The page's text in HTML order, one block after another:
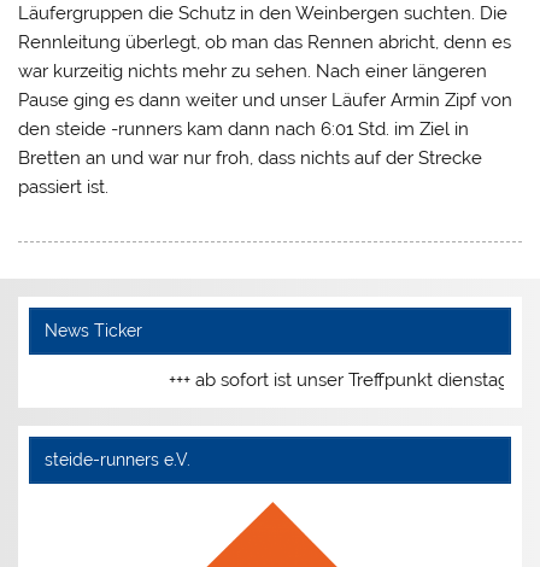
Läufergruppen die Schutz in den Weinbergen suchten. Die
Rennleitung überlegt, ob man das Rennen abricht, denn es
war kurzeitig nichts mehr zu sehen. Nach einer längeren
Pause ging es dann weiter und unser Läufer Armin Zipf von
den steide -runners kam dann nach 6:01 Std. im Ziel in
Bretten an und war nur froh, dass nichts auf der Strecke
passiert ist.
News Ticker
+++ ab sofort ist unser Treffpunkt dienstags
steide-runners e.V.